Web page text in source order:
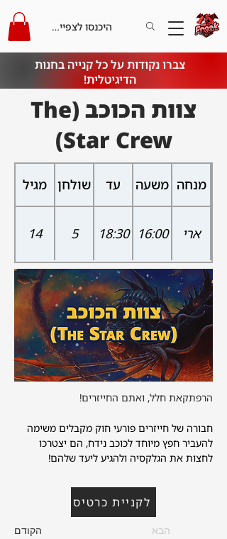
צברו נקודות על כל קנייה בחנות
הדיגיטלית!
היכנסו לצפייה בקרדיט
צוות הכוכב (The
Star Crew)
מנחה משעה עד שולחן מגיל
ארי 16:00
18:30
5
14
הרפתקאת חלל, ואתם החייזרים!
חבורה של חייזרים פורעי חוק מקבלים משימה
להעביר חפץ מיוחד לכוכב נידח, הם יצטרכו
לחצות את הגלקסיה ולהגיע ליעד שלהם!
לקניית כרטיס
הקודם הבא